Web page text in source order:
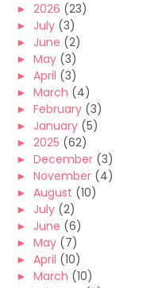
► 2026 (23)
► July (3)
► June (2)
► May (3)
► April (3)
► March (4)
► February (3)
► January (5)
► 2025 (62)
► December (3)
► November (4)
► August (10)
► July (2)
► June (6)
► May (7)
► April (10)
► March (10)